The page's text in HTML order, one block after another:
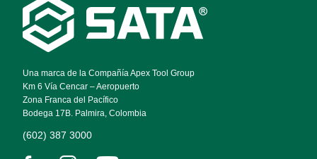
Footer
Navigation
Una marca de la Compañía Apex Tool Group
Km 6 Vía Cencar – Aeropuerto
Zona Franca del Pacífico
Bodega 17B. Palmira, Colombia
(602) 387 3000